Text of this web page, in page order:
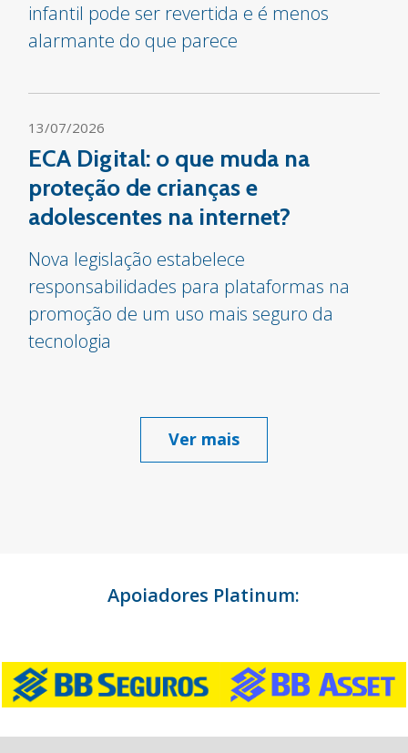
infantil pode ser revertida e é menos
alarmante do que parece
13/07/2026
ECA Digital: o que muda na
proteção de crianças e
adolescentes na internet?
Nova legislação estabelece
responsabilidades para plataformas na
promoção de um uso mais seguro da
tecnologia
Ver mais
Apoiadores Platinum: